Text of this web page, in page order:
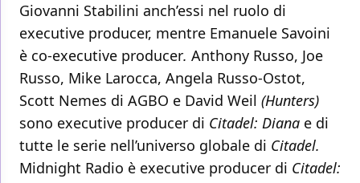
Giovanni Stabilini anch’essi nel ruolo di
executive producer, mentre Emanuele Savoini
è co-executive producer. Anthony Russo, Joe
Russo, Mike Larocca, Angela Russo-Ostot,
Scott Nemes di AGBO e David Weil (Hunters)
sono executive producer di Citadel: Diana e di
tutte le serie nell’universo globale di Citadel.
Midnight Radio è executive producer di Citadel: